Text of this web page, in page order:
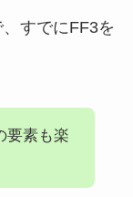
すでにFF3を
要素も楽